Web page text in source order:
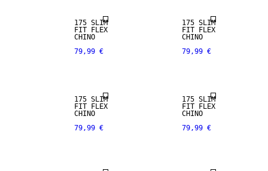
175 SLIM
FIT FLEX
CHINO
79,99 €
175 SLIM
FIT FLEX
CHINO
79,99 €
175 SLIM
FIT FLEX
CHINO
79,99 €
NEW
175 SLIM
FIT FLEX
CHINO
79,99 €